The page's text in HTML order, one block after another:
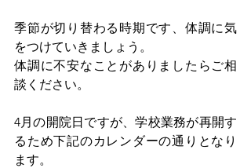
季節が切り替わる時期です、体調に気
をつけていきましょう。
体調に不安なことがありましたらご相
談ください。
4月の開院日ですが、学校業務が再開す
るため下記のカレンダーの通りとなり
ます。